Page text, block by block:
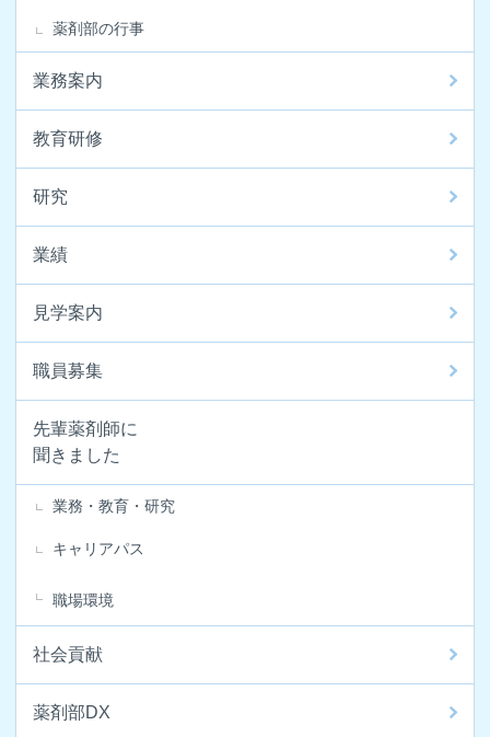
薬剤部の行事
業務案内
教育研修
研究
業績
見学案内
職員募集
先輩薬剤師に
聞きました
業務・教育・研究
キャリアパス
職場環境
社会貢献
薬剤部DX